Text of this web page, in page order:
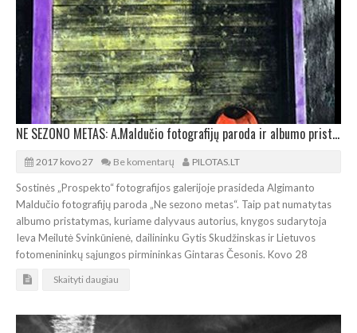
NE SEZONO METAS: A.Maldučio fotografijų paroda ir albumo pristatymas
2017 kovo 27 Be komentarų PILOTAS.LT
Sostinės „Prospekto“ fotografijos galerijoje prasideda Algimanto
Maldučio fotografijų paroda „Ne sezono metas“. Taip pat numatytas
albumo pristatymas, kuriame dalyvaus autorius, knygos sudarytoja
Ieva Meilutė Svinkūnienė, dailininku Gytis Skudžinskas ir Lietuvos
fotomenininkų sąjungos pirmininkas Gintaras Česonis. Kovo 28
Skaityti daugiau